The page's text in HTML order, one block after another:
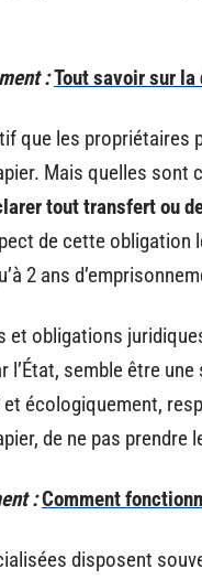
:Tout savoir sur la
que les propriétaires
Mais quelles sont
tout transfert ou
de cette obligation
2 ans
et obligations
l’État, semble être
écologiquement,
de ne pas
:Comment
disposent